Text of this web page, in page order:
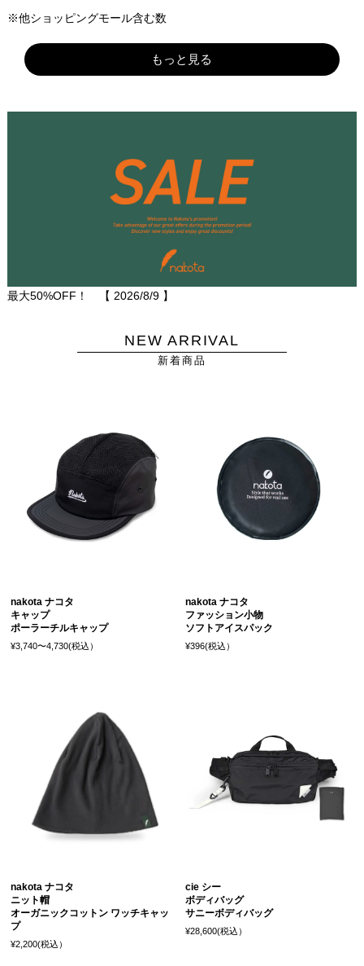
※他ショッピングモール含む数
もっと見る
最大50%OFF！ 【 2026/8/9】
NEW ARRIVAL
新着商品
nakota ナコタ
キャップ
ポーラーチルキャップ
¥3,740〜4,730(税込）
nakota ナコタ
ファッション小物
ソフトアイスパック
¥396(税込）
nakota ナコタ
ニット帽
オーガニックコットン ワッチキャッ
プ
¥2,200(税込）
cie シー
ボディバッグ
サニーボディバッグ
¥28,600(税込）